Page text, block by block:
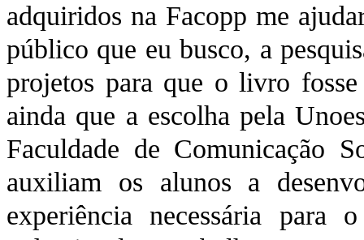
adquiridos na Facopp me
público que eu busco, a
projetos para que o livro
ainda que a escolha pela
Faculdade de Comunicação
auxiliam os alunos a
experiência necessária para